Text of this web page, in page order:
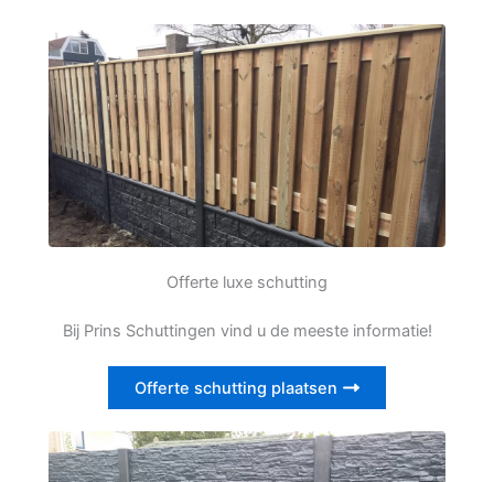
Offerte luxe schutting
Bij Prins Schuttingen vind u de meeste informatie!
Offerte schutting plaatsen